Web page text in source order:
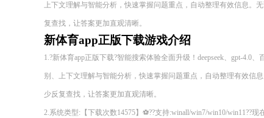
上下文理解与智能分析，快速掌握问题重点，自动整理有效信息。
复查找，让答案更加直观清晰。
新体育app正版下载游戏介绍
1.?新体育app正版下载?智能搜索体验全面升级！deepseek、gpt-4.0
别、上下文理解与智能分析，快速掌握问题重点，自动整理有效信
少反复查找，让答案更加直观清晰。
2.系统类型:【下载次数14575】⚽??支持:winall/win7/win10/win11??